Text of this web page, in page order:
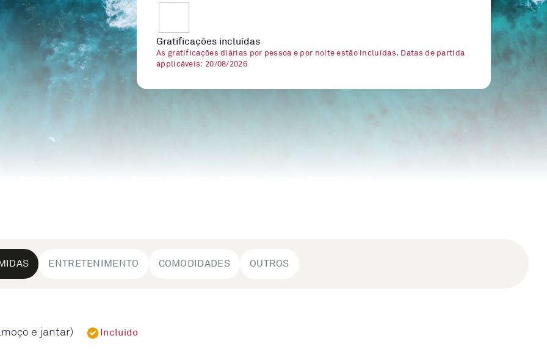
Gratificações incluídas
As gratificações diárias por pessoa e por noite estão incluídas. Datas de partida
applicáveis: 20/08/2026
ENTRETENIMENTO COMODIDADES OUTROS
e jantar) Incluído